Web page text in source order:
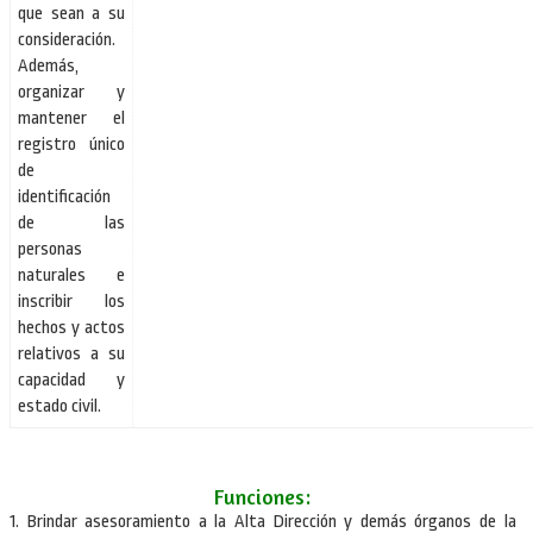
que sean a su
consideración.
Además,
organizar y
mantener el
registro único
de
identificación
de las
personas
naturales e
inscribir los
hechos y actos
relativos a su
capacidad y
estado civil.
Funciones:
1. Brindar asesoramiento a la Alta Dirección y demás órganos de la